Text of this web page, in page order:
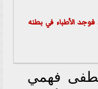
الأطباء في بطنه
فهمي